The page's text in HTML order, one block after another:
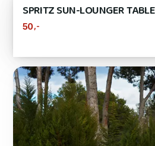
SPRITZ SUN-LOUNGER TABLE
50 ,-